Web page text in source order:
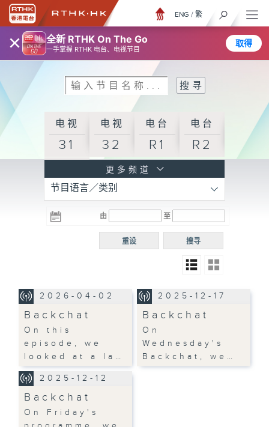
× 全新 RTHK On The Go
一手掌握 RTHK 电台、电视节目
取得
ENG / 繁
电视
31
电视
32
电台
R1
电台
R2
R3
电台 电台
R5
电台
普通
更多频道
节目语言／类别
由 至
搜寻
重设
2026-04-02
Backchat
On this
episode, we
looked at a la…
2025-12-17
Backchat
On
Wednesday's
Backchat, we…
2025-12-12
Backchat
On Friday's